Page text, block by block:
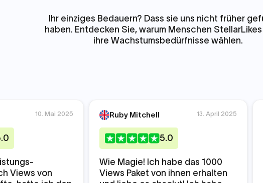
Ihr einziges Bedauern? Dass sie uns nicht früher
haben. Entdecken Sie, warum Menschen
ihre Wachstumsbedürfnisse wählen.
10. Mai 2025
.0
Views von
Ruby Mitchell 13. April 2025
5.0
Wie Magie! Ich habe das 1000
Views Paket von ihnen erhalten